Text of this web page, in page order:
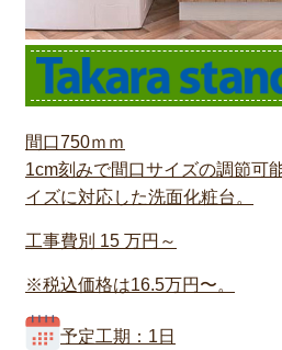
間口750ｍｍ
1cm刻みで間口サイズの調節可
イズに対応した洗面化粧台。
工事費別 15 万円～
※税込価格は16.5万円〜。
予定工期：1日